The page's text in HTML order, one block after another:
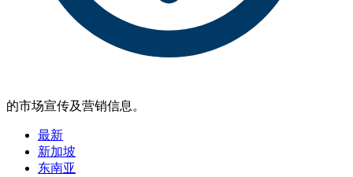
的市场宣传及营销信息。
最新
新加坡
东南亚